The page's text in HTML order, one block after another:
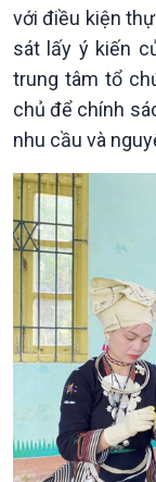
với điều kiện
sát lấy ý kiến
trung tâm tổ
chủ để chính
nhu cầu và